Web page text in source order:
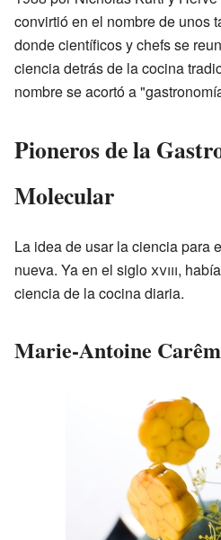
convirtió en el nombre de unos
donde científicos y chefs se
ciencia detrás de la cocina
nombre se acortó a
Pioneros de la
Molecular
La idea de usar la ciencia para
nueva. Ya en el sigloxviii,
ciencia de la cocina diaria.
Marie-Antoine